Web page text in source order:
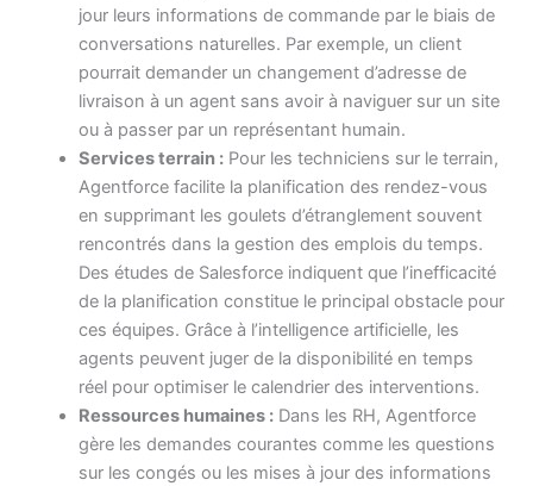
jour leurs informations de commande par le biais de
conversations naturelles. Par exemple, un client
pourrait demander un changement d’adresse de
livraison à un agent sans avoir à naviguer sur un site
ou à passer par un représentant humain.
Services terrain : Pour les techniciens sur le terrain,
Agentforce facilite la planification des rendez-vous
en supprimant les goulets d’étranglement souvent
rencontrés dans la gestion des emplois du temps.
Des études de Salesforce indiquent que l’inefficacité
de la planification constitue le principal obstacle pour
ces équipes. Grâce à l’intelligence artificielle, les
agents peuvent juger de la disponibilité en temps
réel pour optimiser le calendrier des interventions.
Ressources humaines : Dans les RH, Agentforce
gère les demandes courantes comme les questions
sur les congés ou les mises à jour des informations